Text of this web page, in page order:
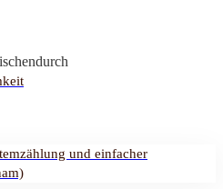
und einfacher